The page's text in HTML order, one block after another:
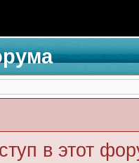
в этот